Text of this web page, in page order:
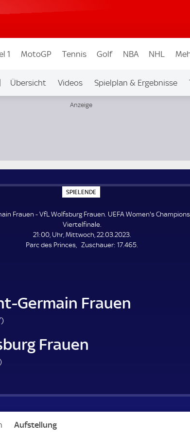
1 MotoGP Tennis Golf NBA NHL
Übersicht Videos Spielplan & Ergebnisse
Ligen & Wettbew.
SPIELENDE
P
E
E
N
D
Frauen - VfL Wolfsburg Frauen. UEFA Women's
Viertelfinale.
21:00, Uhr, Mittwoch, 22.03.2023.
Parc des Princes
Zuschauer: Z
u
17.465.
Germain Frauen
6
.
m
i
t
)
Frauen
Aufstellung